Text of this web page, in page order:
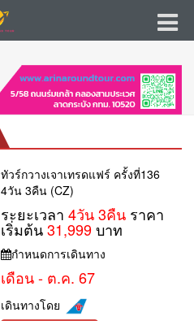
ทัวร์กวางเจาเทรดแฟร์ ครั้งที่136
4วัน 3คืน (CZ)
ระยะเวลา4วัน 3คืน ราคา
เริ่มต้น31,999บาท
กำหนดการเดินทาง
เดือน - ต.ค. 67
เดินทางโดย